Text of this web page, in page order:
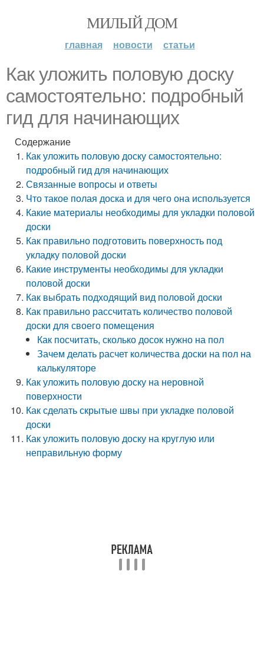
МИЛЫЙ ДОМ
главная новости статьи
Как уложить половую доску
самостоятельно: подробный
гид для начинающих
Содержание
Как уложить половую доску самостоятельно:
подробный гид для начинающих
Связанные вопросы и ответы
Что такое полая доска и для чего она используется
Какие материалы необходимы для укладки половой
доски
Как правильно подготовить поверхность под
укладку половой доски
Какие инструменты необходимы для укладки
половой доски
Как выбрать подходящий вид половой доски
Как правильно рассчитать количество половой
доски для своего помещения
Как посчитать, сколько досок нужно на пол
Зачем делать расчет количества доски на пол на
калькуляторе
Как уложить половую доску на неровной
поверхности
Как сделать скрытые швы при укладке половой
доски
Как уложить половую доску на круглую или
неправильную форму